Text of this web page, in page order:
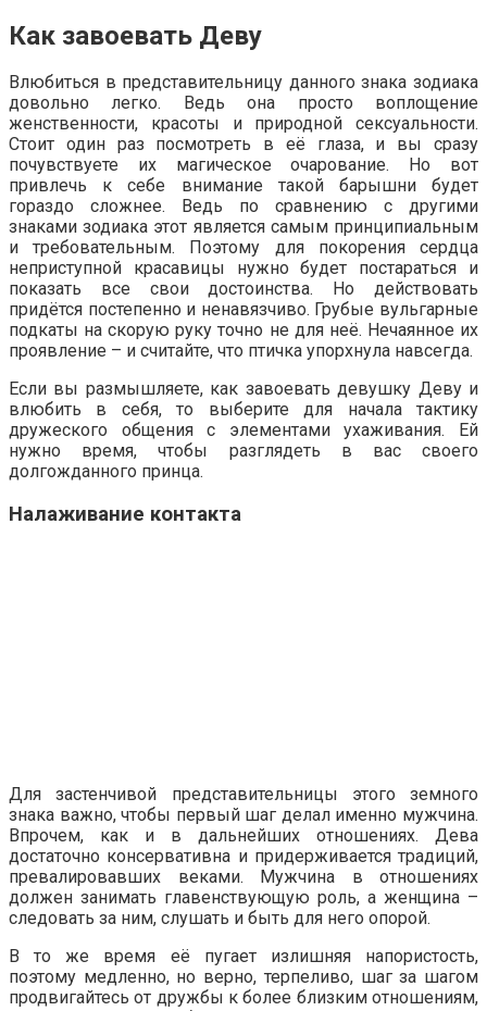
Как завоевать Деву
Влюбиться в представительницу данного знака зодиака
довольно легко. Ведь она просто воплощение
женственности, красоты и природной сексуальности.
Стоит один раз посмотреть в её глаза, и вы сразу
почувствуете их магическое очарование. Но вот
привлечь к себе внимание такой барышни будет
гораздо сложнее. Ведь по сравнению с другими
знаками зодиака этот является самым принципиальным
и требовательным. Поэтому для покорения сердца
неприступной красавицы нужно будет постараться и
показать все свои достоинства. Но действовать
придётся постепенно и ненавязчиво. Грубые вульгарные
подкаты на скорую руку точно не для неё. Нечаянное их
проявление – и считайте, что птичка упорхнула навсегда.
Если вы размышляете, как завоевать девушку Деву и
влюбить в себя, то выберите для начала тактику
дружеского общения с элементами ухаживания. Ей
нужно время, чтобы разглядеть в вас своего
долгожданного принца.
Налаживание контакта
Для застенчивой представительницы этого земного
знака важно, чтобы первый шаг делал именно мужчина.
Впрочем, как и в дальнейших отношениях. Дева
достаточно консервативна и придерживается традиций,
превалировавших веками. Мужчина в отношениях
должен занимать главенствующую роль, а женщина –
следовать за ним, слушать и быть для него опорой.
В то же время её пугает излишняя напористость,
поэтому медленно, но верно, терпеливо, шаг за шагом
продвигайтесь от дружбы к более близким отношениям,